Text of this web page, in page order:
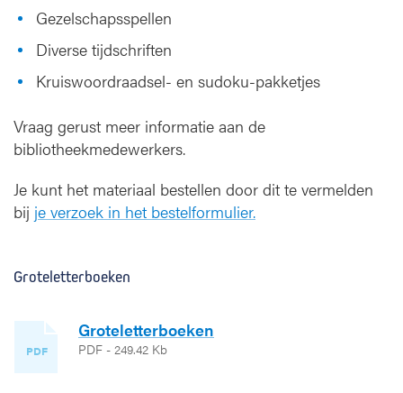
i
n
e
i
b
Gezelschapsspellen
Diverse tijdschriften
Kruiswoordraadsel- en sudoku-pakketjes
Vraag gerust meer informatie aan de
bibliotheekmedewerkers.
Je kunt het materiaal bestellen door dit te vermelden
bij je verzoek in het bestelformulier.
Groteletterboeken
PDF
Groteletterboeken
PDF - 249.42 Kb